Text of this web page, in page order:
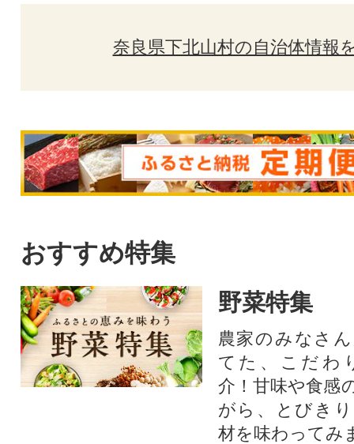
奈良県下北山村の自治体情報
おすすめ特集
野菜特集
農家のみなさ
てた、こだわ
介！甘味や食感
がら、とびき
材を味わってみ